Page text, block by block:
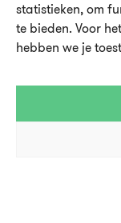
statistieken, om
te bieden. Voor
hebben we je
Over UMU
Vacatures en
Disclaimer en